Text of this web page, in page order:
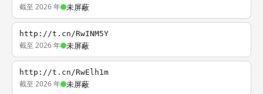
截至 2026 年 未屏蔽
http://t.cn/RwINM5Y
截至 2026 年 未屏蔽
http://t.cn/RwElh1m
截至 2026 年 未屏蔽